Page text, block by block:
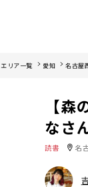
エリア一覧 愛知 名古屋
【
なさ
読書 名